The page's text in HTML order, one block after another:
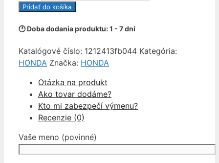
Pridať do košíka
🕐 Doba dodania produktu: 1 - 7 dní
Katalógové číslo: 1212413fb044 Kategória:
HONDA Značka: HONDA
Otázka na produkt
Ako tovar dodáme?
Kto mi zabezpečí výmenu?
Recenzie (0)
Vaše meno (povinné)